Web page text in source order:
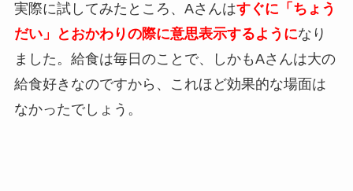
実際に試してみたところ、Aさんはすぐに「ちょう
だい」とおかわりの際に意思表示するようになり
ました。給食は毎日のことで、しかもAさんは大の
給食好きなのですから、これほど効果的な場面は
なかったでしょう。